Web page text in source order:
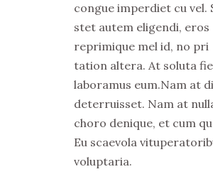
congue imperdiet cu vel.
stet autem eligendi, eros
reprimique mel id, no pri
tation altera. At soluta
laboramus eum.Nam at
deterruisset. Nam at
choro denique, et cum
Eu scaevola
voluptaria.